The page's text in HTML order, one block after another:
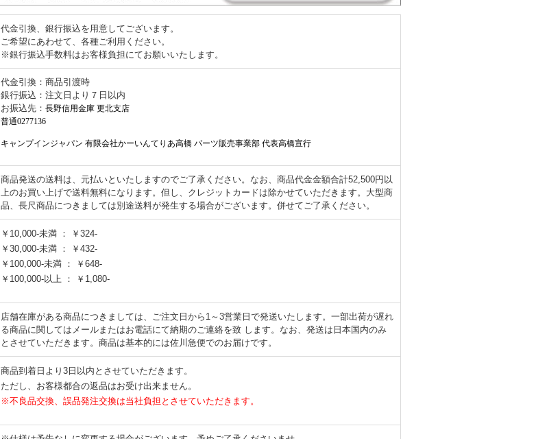
代金引換、銀行振込を用意してございます。
ご希望にあわせて、各種ご利用ください。
※銀行振込手数料はお客様負担にてお願いいたします。
代金引換：商品引渡時
銀行振込：注文日より７日以内
お振込先： 長野信用金庫 更北支店
普通0277136
キャンプインジャパン 有限会社かーいんてりあ高橋 パーツ販売事業部 代表高橋宣行
商品発送の送料は、元払いといたしますのでご了承ください。なお、商品代金金額合計52,500円以
上のお買い上げで送料無料になります。但し、クレジットカードは除かせていただきます。大型商
品、長尺商品につきましては別途送料が発生する場合がございます。併せてご了承ください。
￥10,000-未満 ： ￥324-
￥30,000-未満 ： ￥432-
￥100,000-未満 ： ￥648-
￥100,000-以上 ： ￥1,080-
店舗在庫がある商品につきましては、ご注文日から1～3営業日で発送いたします。一部出荷が遅れ
る商品に関してはメールまたはお電話にて納期のご連絡を致 します。なお、発送は日本国内のみ
とさせていただきます。商品は基本的には佐川急便でのお届けです。
商品到着日より3日以内とさせていただきます。
ただし、お客様都合の返品はお受け出来ません。
※不良品交換、誤品発注交換は当社負担とさせていただきます。